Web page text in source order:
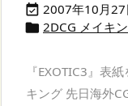
 2007年10月27
 2DCG メイキ
『EXOTIC3』表
キング 先日海外